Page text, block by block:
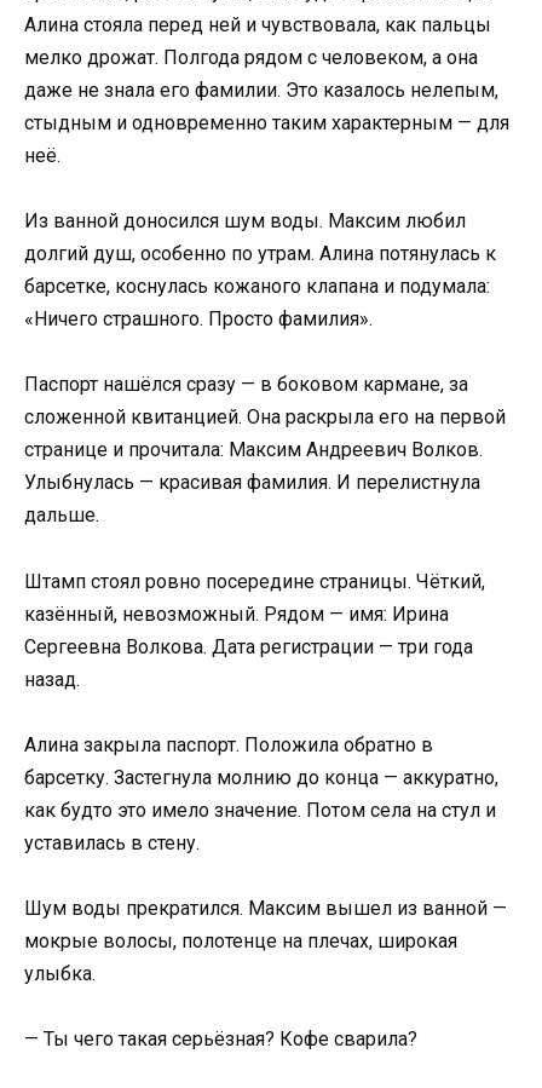
Алина стояла перед ней и чувствовала, как пальцы
мелко дрожат. Полгода рядом с человеком, а она
даже не знала его фамилии. Это казалось нелепым,
стыдным и одновременно таким характерным — для
неё.
Из ванной доносился шум воды. Максим любил
долгий душ, особенно по утрам. Алина потянулась к
барсетке, коснулась кожаного клапана и подумала:
«Ничего страшного. Просто фамилия».
Паспорт нашёлся сразу — в боковом кармане, за
сложенной квитанцией. Она раскрыла его на первой
странице и прочитала: Максим Андреевич Волков.
Улыбнулась — красивая фамилия. И перелистнула
дальше.
Штамп стоял ровно посередине страницы. Чёткий,
казённый, невозможный. Рядом — имя: Ирина
Сергеевна Волкова. Дата регистрации — три года
назад.
Алина закрыла паспорт. Положила обратно в
барсетку. Застегнула молнию до конца — аккуратно,
как будто это имело значение. Потом села на стул и
уставилась в стену.
Шум воды прекратился. Максим вышел из ванной —
мокрые волосы, полотенце на плечах, широкая
улыбка.
— Ты чего такая серьёзная? Кофе сварила?